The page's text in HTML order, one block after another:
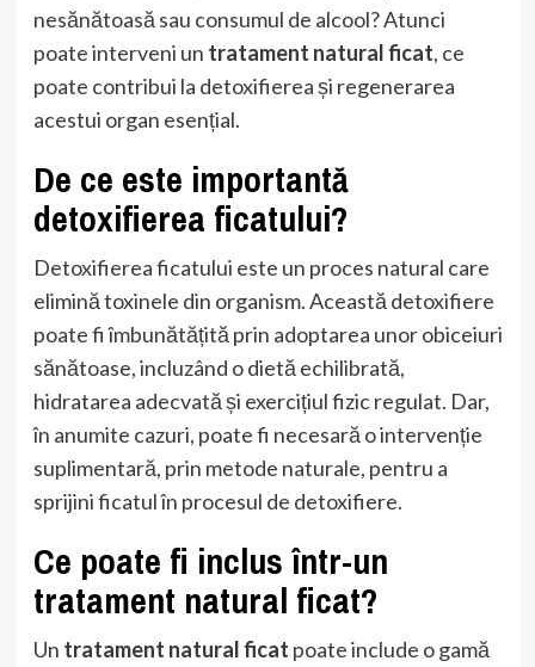
nesănătoasă sau consumul de alcool? Atunci
poate interveni un tratament natural ficat, ce
poate contribui la detoxifierea și regenerarea
acestui organ esențial.
De ce este importantă
detoxifierea ficatului?
Detoxifierea ficatului este un proces natural care
elimină toxinele din organism. Această detoxifiere
poate fi îmbunătățită prin adoptarea unor obiceiuri
sănătoase, incluzând o dietă echilibrată,
hidratarea adecvată și exercițiul fizic regulat. Dar,
în anumite cazuri, poate fi necesară o intervenție
suplimentară, prin metode naturale, pentru a
sprijini ficatul în procesul de detoxifiere.
Ce poate fi inclus într-un
tratament natural ficat?
Un tratament natural ficat poate include o gamă